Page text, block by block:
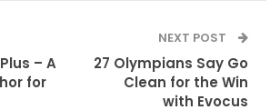
– A
for
NEXT POST
27 Olympians Say Go
Clean for the Win
with Evocus